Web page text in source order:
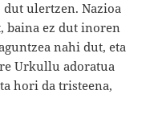
dut ulertzen. Nazioa
baina ez dut inoren
nahi dut, eta
Urkullu adoratua
hori da tristeena,